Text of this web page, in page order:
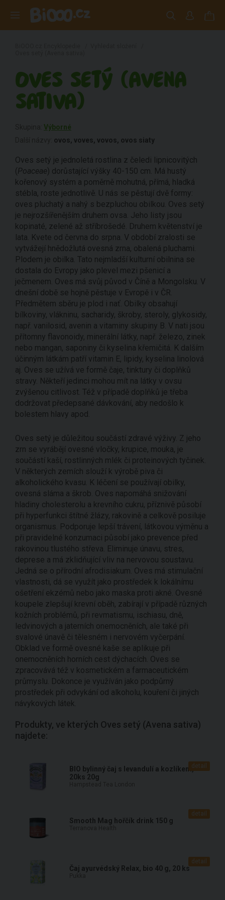
OVES SETÝ (AVENA
SATIVA)
Výborné
ovos, voves, vovos, ovos siaty
Oves setý je jednoletá rostlina z čeledi lipnicovitých
(Poaceae) dorůstající výšky 40-150 cm. Má hustý
kořenový systém a poměrně mohutná, přímá, hladká
stébla, roste jednotlivě. U nás se pěstují dvě formy:
oves pluchatý a nahý s bezpluchou obilkou. Oves setý
je nejrozšířenějším druhem ovsa. Jeho listy jsou
kopinaté, zelené až stříbrošedé. Druhem květenství je
lata. Kvete od června do srpna. V období zralosti se
vytvážejí hnědožlutá ovesná zrna, obalená pluchami.
Plodem je obilka. Tato nejmladší kulturní obilnina se
dostala do Evropy jako plevel mezi pšenicí a
ječmenem. Oves má svůj původ v Číně a Mongolsku. V
dnešní době se hojně pěstuje v Evropě i v ČR.
Předmětem sběru je plod i nať. Obilky obsahují
bílkoviny, vlákninu, sacharidy, škroby, steroly, glykosidy,
např. vanilosid, avenin a vitaminy skupiny B. V nati jsou
přítomny flavonoidy, minerální látky, např. železo, zinek
nebo mangan, saponiny či kyselina křemičitá. K dalším
účinným látkám patří vitamin E, lipidy, kyselina linolová
aj. Oves se užívá ve formě čaje, tinktury či doplňků
stravy. Někteří jedinci mohou mít na látky v ovsu
zvýšenou citlivost. Též v případě doplňků je třeba
dodržovat předepsané dávkování, aby nedošlo k
bolestem hlavy apod.
Oves setý je důležitou součástí zdravé výživy. Z jeho
zrn se vyrábějí ovesné vločky, krupice, mouka, je
součástí kaší, rostlinných mlék či proteinových tyčinek.
V některých zemích slouží k výrobě piva či
alkoholického kvasu. K léčení se používají obilky,
ovesná sláma a škrob. Oves napomáhá snižování
hladiny cholesterolu a krevního cukru, příznivě působí
při hyperfunkci štítné žlázy, rakovině a celkově posiluje
organismus. Podporuje lepší trávení, látkovou výměnu a
při pravidelné konzumaci působí jako prevence před
rakovinou tlustého střeva. Eliminuje únavu, stres,
deprese a má zklidňující vliv na nervovou soustavu.
Jedná se o přírodní afrodisiakum. Oves má stimulační
vlastnosti, dá se využít jako prostředek k lokálnímu
ošetření ekzémů nebo jako maska proti akné. Ovesné
koupele zlepšují krevní oběh, zabírají v případě různých
kožních problémů, při revmatismu, ischiasu, dně,
ledvinových a jaterních onemocněních, ale také při
svalové únavě či tělesném i nervovém vyčerpání.
Obklad ve formě ovesné kaše se aplikuje při
onemocněních horních cest dýchacích. Oves se
zpracovává též v kosmetickém a farmaceutickém
průmyslu. Dokonce je využíván jako podpůrný
prostředek při odvykání od alkoholu, kouření či jiných
návykových látek.
Produkty, ve kterých Oves setý (Avena sativa)
najdete:
BIO bylinný čaj s levandulí a kozlíkem,
20ks 20g
detail
Smooth Mag hořčík drink 150 g
detail
Čaj ayurvédský Relax, bio 40 g, 20 ks
detail